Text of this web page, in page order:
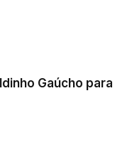
Gaúcho para